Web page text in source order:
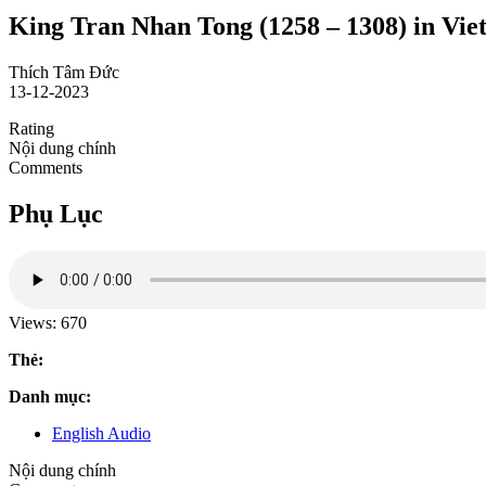
King Tran Nhan Tong (1258 – 1308) in
Thích Tâm Đức
13-12-2023
Rating
Nội dung chính
Comments
Phụ Lục
Views: 670
Thẻ:
Danh mục:
English Audio
Nội dung chính